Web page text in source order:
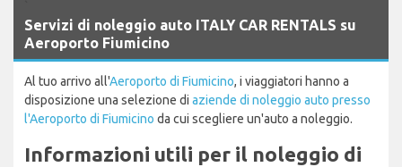
Servizi di noleggio auto ITALY CAR RENTALS su
Aeroporto Fiumicino
Al tuo arrivo all'Aeroporto di Fiumicino, i viaggiatori hanno a
disposizione una selezione di aziende di noleggio auto presso
l'Aeroporto di Fiumicino da cui scegliere un'auto a noleggio.
Informazioni utili per il noleggio di